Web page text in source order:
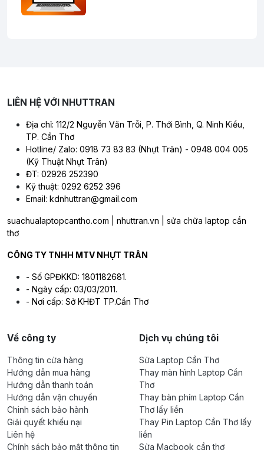
LIÊN HỆ VỚI NHUTTRAN
Địa chỉ: 112/2 Nguyễn Văn Trỗi, P. Thới Bình, Q. Ninh Kiều,
TP. Cần Thơ
Hotline/ Zalo: 0918 73 83 83 (Nhựt Trân) - 0948 004 005
(Kỹ Thuật Nhựt Trân)
ĐT: 02926 252390
Kỹ thuật: 0292 6252 396
Email: kdnhuttran@gmail.com
suachualaptopcantho.com | nhuttran.vn | sửa chữa laptop cần
thơ
CÔNG TY TNHH MTV NHỰT TRÂN
- Số GPĐKKD: 1801182681.
- Ngày cấp: 03/03/2011.
- Nơi cấp: Sở KHĐT TP.Cần Thơ
Về công ty
Thông tin cửa hàng
Hướng dẫn mua hàng
Hướng dẫn thanh toán
Hướng dẫn vận chuyển
Chinh sách bảo hành
Giải quyết khiếu nại
Liên hệ
Chính sách bảo mật thông tin
Dịch vụ chúng tôi
Sửa Laptop Cần Thơ
Thay màn hình Laptop Cần
Thơ
Thay bàn phím Laptop Cần
Thơ lấy liền
Thay Pin Laptop Cần Thơ lấy
liền
Sửa Macbook cần thơ